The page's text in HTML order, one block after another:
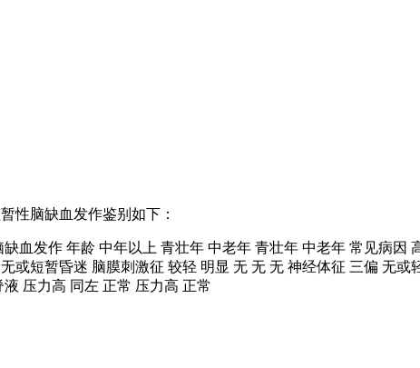
性脑缺血发作鉴别如下：
血发作 年龄 中年以上 青壮年 中老年 青壮年 中老年 常见病因
或短暂昏迷 脑膜刺激征 较轻 明显 无 无 无 神经体征 三偏 无
压力高 同左 正常 压力高 正常